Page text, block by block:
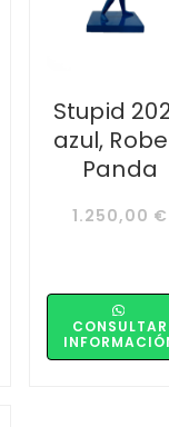
Stupid
azul,
Panda
1.250,00 €
CONSULTAR